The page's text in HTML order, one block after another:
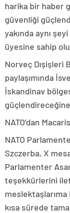
harika bir haber
güvenliği
yakında aynı
üyesine sahip
Norveç Dışişleri
paylaşımında
İskandinav
NATO’dan
NATO
Szczerba, X
Parlamenter
teşekkürlerini
meslektaşlarıma
kısa sürede